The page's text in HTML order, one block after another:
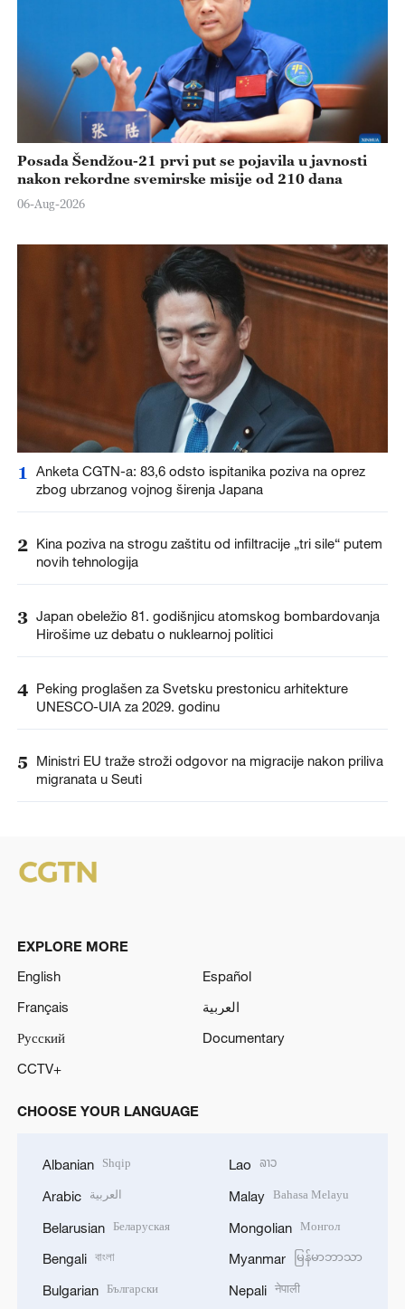
Posada Šendžou-21 prvi put se pojavila u javnosti
nakon rekordne svemirske misije od 210 dana
06-Aug-2026
1
Anketa CGTN-a: 83,6 odsto ispitanika poziva na oprez
zbog ubrzanog vojnog širenja Japana
2 Kina poziva na strogu zaštitu od infiltracije „tri sile“ putem
novih tehnologija
3 Japan obeležio 81. godišnjicu atomskog bombardovanja
Hirošime uz debatu o nuklearnoj politici
4 Peking proglašen za Svetsku prestonicu arhitekture
UNESCO-UIA za 2029. godinu
5
Ministri EU traže stroži odgovor na migracije nakon priliva
migranata u Seuti
EXPLORE MORE
English
Español
Français
العربية
Русский
Documentary
CCTV+
CHOOSE YOUR LANGUAGE
Albanian Shqip
Arabic العربية
Belarusian Беларуская
Bengali বাংলা
Bulgarian Български
Lao ລາວ
Malay Bahasa Melayu
Mongolian Монгол
Myanmar မြန်မာဘာသာ
Nepali नेपाली